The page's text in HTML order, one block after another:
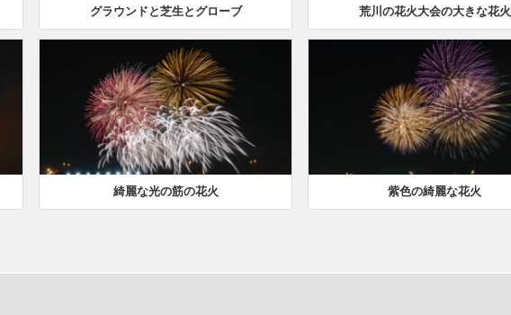
グラウンドと芝生とグローブ 荒川の花火大会の大きな花火
綺麗な光の筋の花火 紫色の綺麗な花火